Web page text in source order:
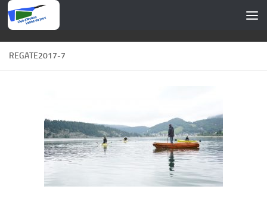
Skip to content
REGATE2017-7